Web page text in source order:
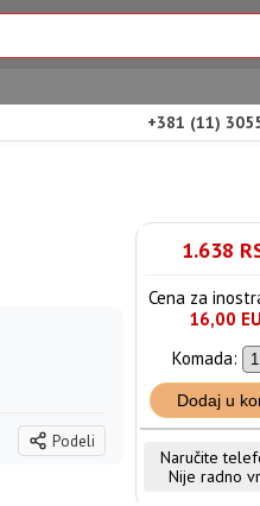
+381 (11)
Podeli
1.638
Cena za
16,00
Komada:
Dodaj u
Naručite
Nije radno